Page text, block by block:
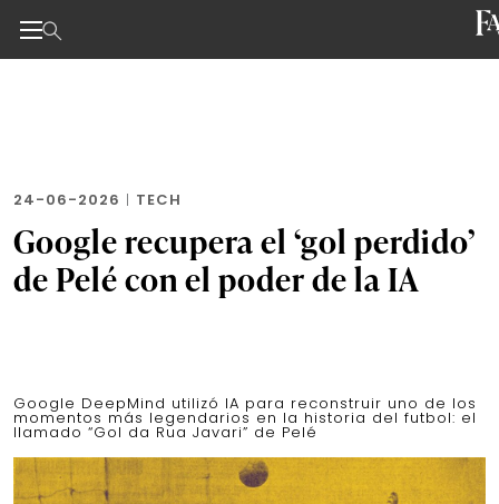
24-06-2026 | TECH
Google recupera el ‘gol perdido’
de Pelé con el poder de la IA
Google DeepMind utilizó IA para reconstruir uno de los
momentos más legendarios en la historia del futbol: el
llamado “Gol da Rua Javari” de Pelé